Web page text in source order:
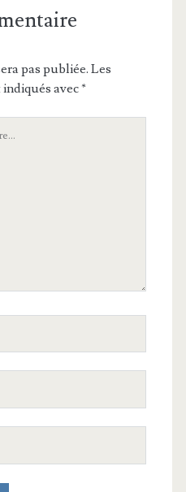
pas publiée. Les
avec*